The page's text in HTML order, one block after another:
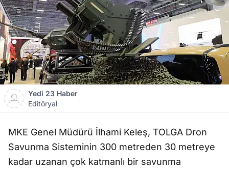
Yedi 23 Haber
Editöryal
MKE Genel Müdürü İlhami Keleş, TOLGA Dron
Savunma Sisteminin 300 metreden 30 metreye
kadar uzanan çok katmanlı bir savunma